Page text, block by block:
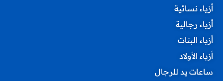
أزياء نسائية
أزياء رجالية
أزياء البنات
أزياء الأولاد
ساعات يد للرجال